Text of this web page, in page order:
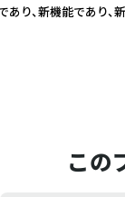
り、新機能であり
この